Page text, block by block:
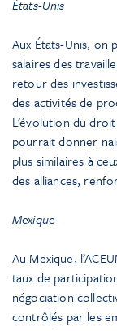
États-Unis
Aux États-Unis, on
salaires des
retour des
des activités de
L’évolution du
pourrait donner
plus similaires à
des alliances,
Mexique
Au Mexique,
taux de
négociation
contrôlés par les